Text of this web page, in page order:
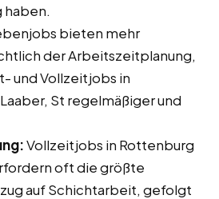
haben.
bieten mehr
der Arbeitszeitplanung,
und Vollzeitjobs in
St regelmäßiger und
Vollzeitjobs in Rottenburg
oft die größte
auf Schichtarbeit, gefolgt